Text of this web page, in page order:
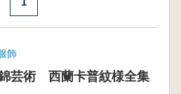
飾
芸術 西蘭卡普紋様全集